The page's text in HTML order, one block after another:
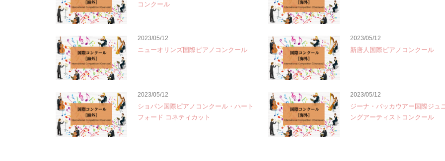
コンクール
2023/05/12
ニューオリンズ国際ピアノコンクール
2023/05/12
新唐人国際ピアノコンクール
2023/05/12
ショパン国際ピアノコンクール・ハート
フォード コネティカット
2023/05/12
ジーナ・バッカウアー国際ジュ
ングアーティストコンクール